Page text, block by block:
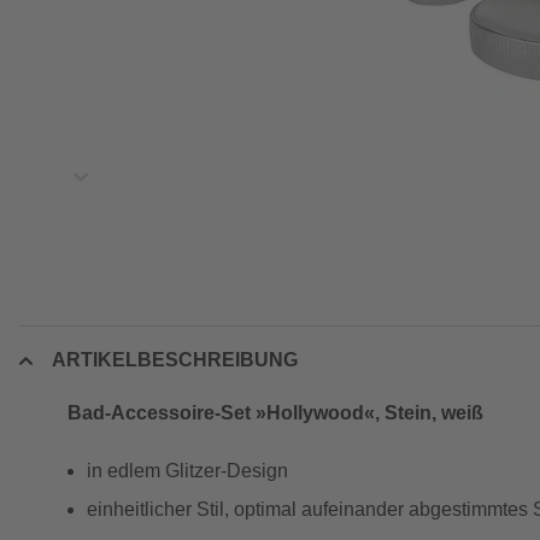
ARTIKELBESCHREIBUNG
Bad-Accessoire-Set »Hollywood«, Stein, weiß
in edlem Glitzer-Design
einheitlicher Stil, optimal aufeinander abgestimmtes